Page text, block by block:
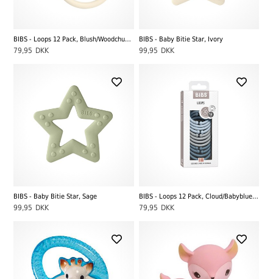
BIBS - Loops 12 Pack, Blush/Woodchuck/Ivory
79,95 DKK
BIBS - Baby Bitie Star, Ivory
99,95 DKK
BIBS - Baby Bitie Star, Sage
99,95 DKK
BIBS - Loops 12 Pack, Cloud/Babyblue/Petrol
79,95 DKK